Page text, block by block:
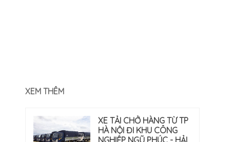
XEM THÊM
XE TẢI CHỞ HÀNG TỪ TP
HÀ NỘI ĐI KHU CÔNG
NGHIỆP NGŨ PHÚC - HẢI